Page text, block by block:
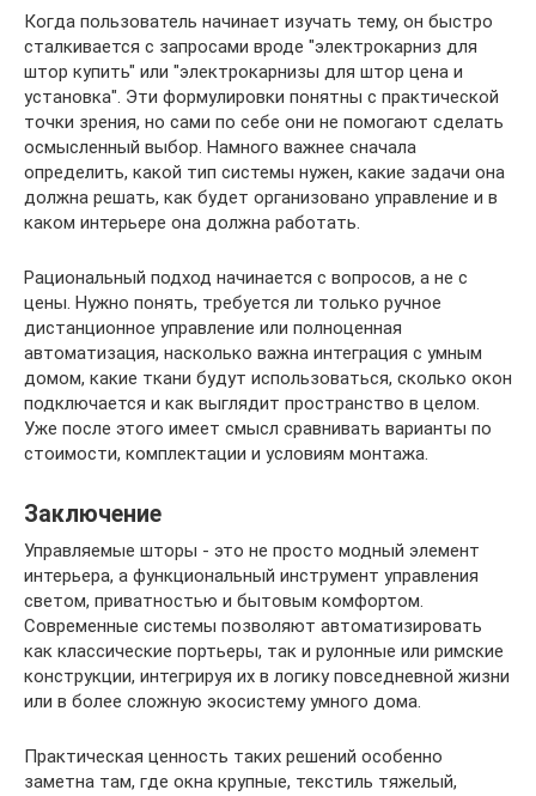
Когда пользователь начинает изучать тему, он быстро
сталкивается с запросами вроде "электрокарниз для
штор купить" или "электрокарнизы для штор цена и
установка". Эти формулировки понятны с практической
точки зрения, но сами по себе они не помогают сделать
осмысленный выбор. Намного важнее сначала
определить, какой тип системы нужен, какие задачи она
должна решать, как будет организовано управление и в
каком интерьере она должна работать.
Рациональный подход начинается с вопросов, а не с
цены. Нужно понять, требуется ли только ручное
дистанционное управление или полноценная
автоматизация, насколько важна интеграция с умным
домом, какие ткани будут использоваться, сколько окон
подключается и как выглядит пространство в целом.
Уже после этого имеет смысл сравнивать варианты по
стоимости, комплектации и условиям монтажа.
Заключение
Управляемые шторы - это не просто модный элемент
интерьера, а функциональный инструмент управления
светом, приватностью и бытовым комфортом.
Современные системы позволяют автоматизировать
как классические портьеры, так и рулонные или римские
конструкции, интегрируя их в логику повседневной жизни
или в более сложную экосистему умного дома.
Практическая ценность таких решений особенно
заметна там, где окна крупные, текстиль тяжелый,